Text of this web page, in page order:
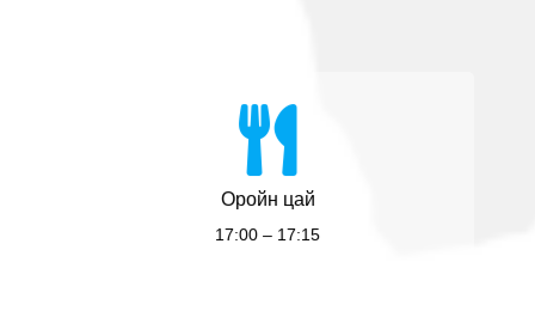
Оройн цай
17:00 – 17:15